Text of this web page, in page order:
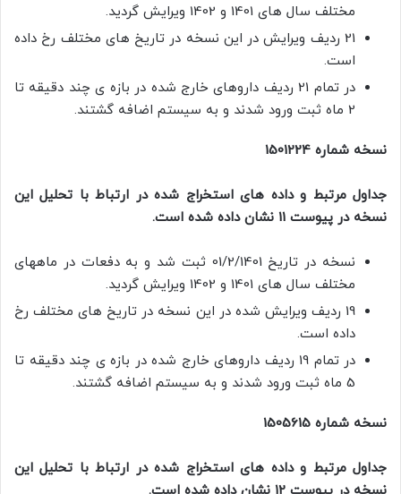
مختلف سال های 1401 و 1402 ویرایش گردید.
21 ردیف ویرایش در این نسخه در تاریخ های مختلف رخ داده
است.
در تمام 21 ردیف داروهای خارج شده در بازه ی چند دقیقه تا
2 ماه ثبت ورود شدند و به سیستم اضافه گشتند.
نسخه شماره 1501224
جداول مرتبط و داده های استخراج شده در ارتباط با تحلیل این
نسخه در پیوست 11 نشان داده شده است.
نسخه در تاریخ 01/2/1401 ثبت شد و به دفعات در ماههای
مختلف سال های 1401 و 1402 ویرایش گردید.
19 ردیف ویرایش شده در این نسخه در تاریخ های مختلف رخ
داده است.
در تمام 19 ردیف داروهای خارج شده در بازه ی چند دقیقه تا
5 ماه ثبت ورود شدند و به سیستم اضافه گشتند.
نسخه شماره 1505615
جداول مرتبط و داده های استخراج شده در ارتباط با تحلیل این